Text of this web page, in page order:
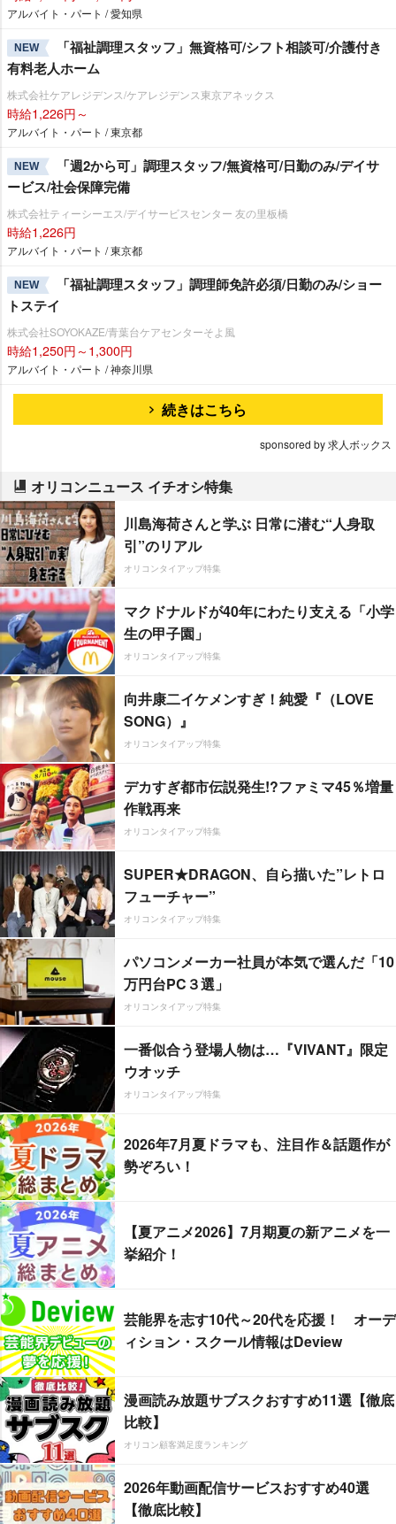
アルバイト・パート / 愛知県
NEW
「福祉調理スタッフ」無資格可/シフト相談可/介護付き
有料老人ホーム
株式会社ケアレジデンス/ケアレジデンス東京アネックス
時給1,226円～
アルバイト・パート / 東京都
NEW
「週2から可」調理スタッフ/無資格可/日勤のみ/デイサ
ービス/社会保障完備
株式会社ティーシーエス/デイサービスセンター 友の里板橋
時給1,226円
アルバイト・パート / 東京都
NEW
「福祉調理スタッフ」調理師免許必須/日勤のみ/ショー
トステイ
株式会社SOYOKAZE/青葉台ケアセンターそよ風
時給1,250円～1,300円
アルバイト・パート / 神奈川県
続きはこちら
sponsored by 求人ボックス
オリコンニュース イチオシ特集
川島海荷さんと学ぶ 日常に潜む“人身取
引”のリアル
オリコンタイアップ特集
マクドナルドが40年にわたり支える「小学
生の甲子園」
オリコンタイアップ特集
向井康二イケメンすぎ！純愛『（LOVE
SONG）』
オリコンタイアップ特集
デカすぎ都市伝説発生!?ファミマ45％増量
作戦再来
オリコンタイアップ特集
SUPER★DRAGON、自ら描いた”レトロ
フューチャー”
オリコンタイアップ特集
パソコンメーカー社員が本気で選んだ「10
万円台PC３選」
オリコンタイアップ特集
一番似合う登場人物は…『VIVANT』限定
ウオッチ
オリコンタイアップ特集
2026年7月夏ドラマも、注目作＆話題作が
勢ぞろい！
【夏アニメ2026】7月期夏の新アニメを一
挙紹介！
芸能界を志す10代～20代を応援！ オーデ
ィション・スクール情報はDeview
漫画読み放題サブスクおすすめ11選【徹底
比較】
オリコン顧客満足度ランキング
2026年動画配信サービスおすすめ40選
【徹底比較】